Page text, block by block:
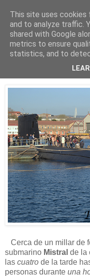
Está de
25/3/19
Cerca de un millar de
submarino Mistral de la
las cuatro de la tarde
personas durante una
This site uses
and to analyze traffic.
shared with Google
metrics to ensure
statistics, and to